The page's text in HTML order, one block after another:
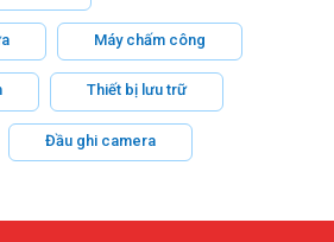
Máy chấm công
Thiết bị lưu trữ
Đầu ghi camera